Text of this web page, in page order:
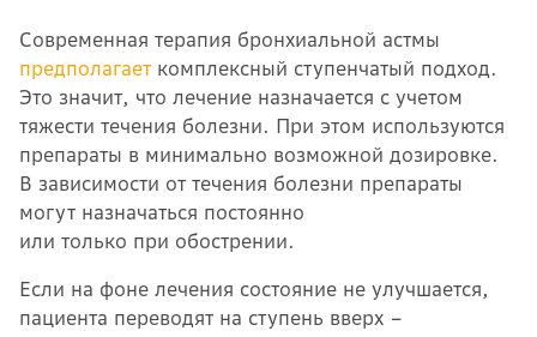
Современная терапия бронхиальной астмы
предполагает комплексный ступенчатый подход.
Это значит, что лечение назначается с учетом
тяжести течения болезни. При этом используются
препараты в минимально возможной дозировке.
В зависимости от течения болезни препараты
могут назначаться постоянно
или только при обострении.
Если на фоне лечения состояние не улучшается,
пациента переводят на ступень вверх –